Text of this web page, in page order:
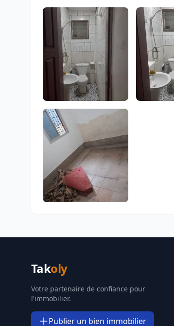
Takoly
Votre partenaire de confiance pour
l'immobilier.
Publier un bien immobilier